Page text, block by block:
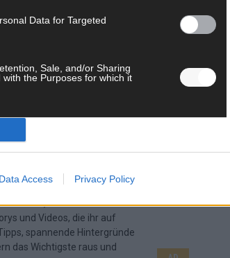
Data for Targeted
Sale, and/or Sharing
the Purposes for which it
Data Access Privacy Policy
alles, was euch wirklich
und Videos, die ihr auf
spannende Hintergründe
das Wichtigste raus und